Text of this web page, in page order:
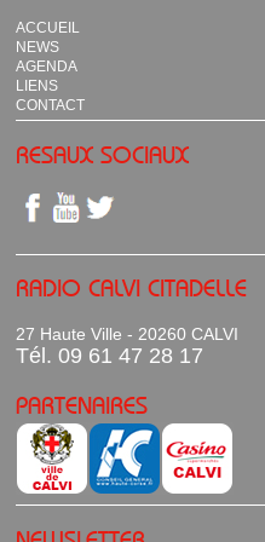
ACCUEIL
NEWS
AGENDA
LIENS
CONTACT
RESAUX SOCIAUX
RADIO CALVI CITADELLE
27 Haute Ville - 20260 CALVI
Tél. 09 61 47 28 17
PARTENAIRES